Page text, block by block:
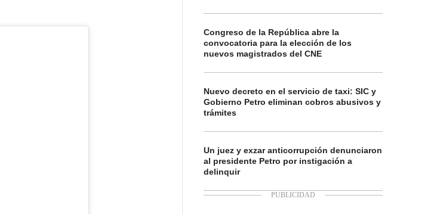
Congreso de la República abre la
convocatoria para la elección de los
nuevos magistrados del CNE
Nuevo decreto en el servicio de taxi: SIC y
Gobierno Petro eliminan cobros abusivos y
trámites
Un juez y exzar anticorrupción denunciaron
al presidente Petro por instigación a
delinquir